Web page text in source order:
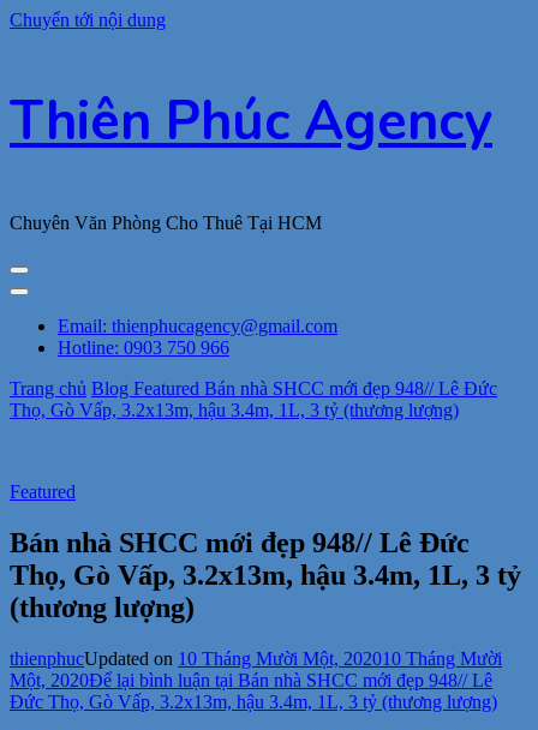
Chuyển tới nội dung
Thiên Phúc Agency
Chuyên Văn Phòng Cho Thuê Tại HCM
Email: thienphucagency@gmail.com
Hotline: 0903 750 966
Trang chủ Blog Featured Bán nhà SHCC mới đẹp 948// Lê Đức
Thọ, Gò Vấp, 3.2x13m, hậu 3.4m, 1L, 3 tỷ (thương lượng)
Featured
Bán nhà SHCC mới đẹp 948// Lê Đức
Thọ, Gò Vấp, 3.2x13m, hậu 3.4m, 1L, 3 tỷ
(thương lượng)
thienphucUpdated on 10 Tháng Mười Một, 202010 Tháng Mười
Một, 2020Để lại bình luận tại Bán nhà SHCC mới đẹp 948// Lê
Đức Thọ, Gò Vấp, 3.2x13m, hậu 3.4m, 1L, 3 tỷ (thương lượng)